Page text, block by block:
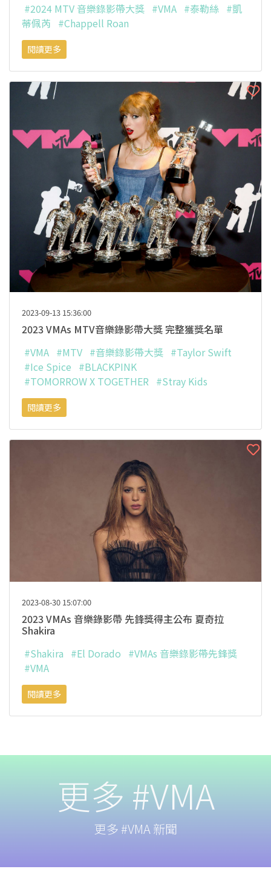
#2024 MTV 音樂錄影帶大獎 #VMA #泰勒絲 #凱
蒂佩芮 #Chappell Roan
閱讀更多
2023-09-13 15:36:00
2023 VMAs MTV音樂錄影帶大獎 完整獲獎名單
#VMA #MTV #音樂錄影帶大獎 #Taylor Swift
#Ice Spice #BLACKPINK
#TOMORROW X TOGETHER #Stray Kids
閱讀更多
2023-08-30 15:07:00
2023 VMAs 音樂錄影帶 先鋒獎得主公布 夏奇拉
Shakira
#Shakira #El Dorado #VMAs 音樂錄影帶先鋒獎
#VMA
閱讀更多
更多 #VMA
更多 #VMA 新聞